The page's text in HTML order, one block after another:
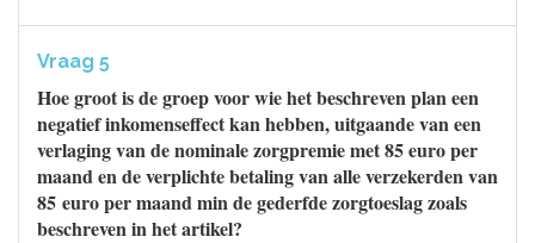
Vraag 5
Hoe groot is de groep voor wie het beschreven plan een
negatief inkomenseffect kan hebben, uitgaande van een
verlaging van de nominale zorgpremie met 85 euro per
maand en de verplichte betaling van alle verzekerden van
85 euro per maand min de gederfde zorgtoeslag zoals
beschreven in het artikel?